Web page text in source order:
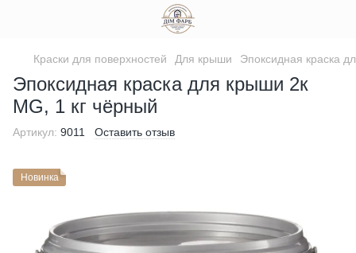
Краски для поверхностей Для крыши Эпоксидная краска
Эпоксидная краска для крыши 2к
MG, 1 кг чёрный
Артикул: 9011 Оставить отзыв
Новинка